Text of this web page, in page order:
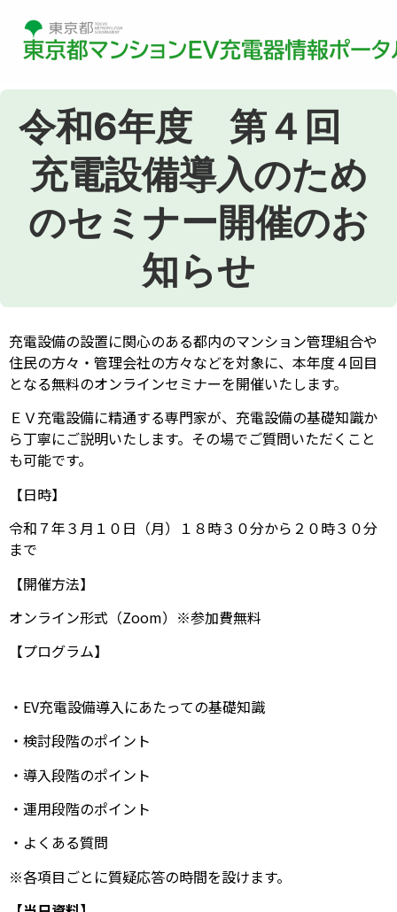
令和6年度 第４回
充電設備導入のため
のセミナー開催のお
知らせ
充電設備の設置に関心のある都内のマンション管理組合や
住民の方々・管理会社の方々などを対象に、本年度４回目
となる無料のオンラインセミナーを開催いたします。
ＥＶ充電設備に精通する専門家が、充電設備の基礎知識か
ら丁寧にご説明いたします。その場でご質問いただくこと
も可能です。
【日時】
令和７年３月１０日（月）１８時３０分から２０時３０分
まで
【開催方法】
オンライン形式（Zoom）※参加費無料
【プログラム】
・EV充電設備導入にあたっての基礎知識
・検討段階のポイント
・導入段階のポイント
・運用段階のポイント
・よくある質問
※各項目ごとに質疑応答の時間を設けます。